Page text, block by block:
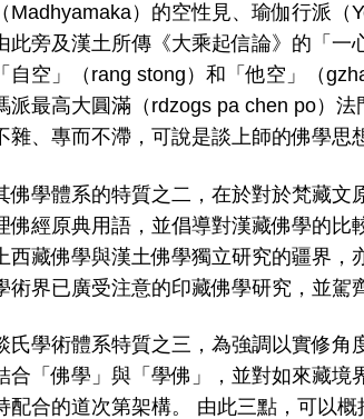
（Madhyamaka）的空性見、瑜伽行派（
此旁及漢土所傳《大乘起信論》的「一
「自空」（rang stong）和「他空」（
派最高大圓滿（rdzogs pa chen po）
雜、專而不滯，可說是談上師的佛學思
佛學體系的特質之二，在於對於梵藏文
佛經原典用語，並倡導對漢藏佛學的比
上西藏佛學與漢土佛學獨立研究的疆界
術界已廣受注意的印藏佛學研究，並駕
氏學術體系特質之三，為強調以實修角
合「佛學」與「學佛」，並對如來藏境
配合的道次第架構。 由此三點，可以